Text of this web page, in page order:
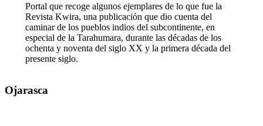
Portal que recoge algunos ejemplares de lo que fue la
Revista Kwira, una publicación que dio cuenta del
caminar de los pueblos indios del subcontinente, en
especial de la Tarahumara, durante las décadas de los
ochenta y noventa del siglo XX y la primera década del
presente siglo.
Ojarasca